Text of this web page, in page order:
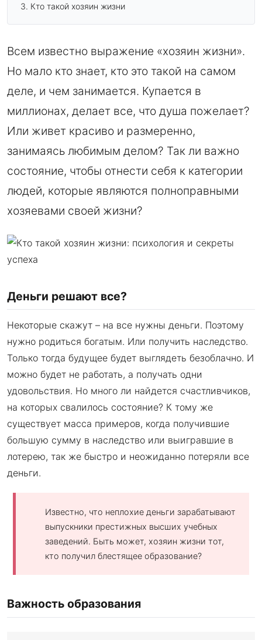
Кто такой хозяин жизни
Всем известно выражение «хозяин жизни».
Но мало кто знает, кто это такой на самом
деле, и чем занимается. Купается в
миллионах, делает все, что душа пожелает?
Или живет красиво и размеренно,
занимаясь любимым делом? Так ли важно
состояние, чтобы отнести себя к категории
людей, которые являются полноправными
хозяевами своей жизни?
Деньги решают все?
Некоторые скажут – на все нужны деньги. Поэтому
нужно родиться богатым. Или получить наследство.
Только тогда будущее будет выглядеть безоблачно. И
можно будет не работать, а получать одни
удовольствия. Но много ли найдется счастливчиков,
на которых свалилось состояние? К тому же
существует масса примеров, когда получившие
большую сумму в наследство или выигравшие в
лотерею, так же быстро и неожиданно потеряли все
деньги.
Известно, что неплохие деньги зарабатывают
выпускники престижных высших учебных
заведений. Быть может, хозяин жизни тот,
кто получил блестящее образование?
Важность образования